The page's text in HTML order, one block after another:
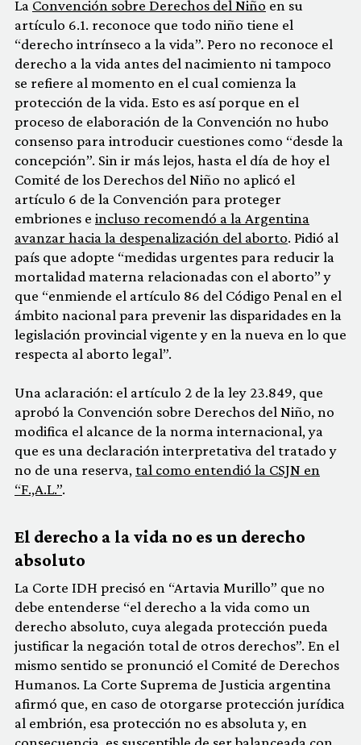
La Convención sobre Derechos del Niño en su
artículo 6.1. reconoce que todo niño tiene el
“derecho intrínseco a la vida”. Pero no reconoce el
derecho a la vida antes del nacimiento ni tampoco
se refiere al momento en el cual comienza la
protección de la vida. Esto es así porque en el
proceso de elaboración de la Convención no hubo
consenso para introducir cuestiones como “desde la
concepción”. Sin ir más lejos, hasta el día de hoy el
Comité de los Derechos del Niño no aplicó el
artículo 6 de la Convención para proteger
embriones e incluso recomendó a la Argentina
avanzar hacia la despenalización del aborto. Pidió al
país que adopte “medidas urgentes para reducir la
mortalidad materna relacionadas con el aborto” y
que “enmiende el artículo 86 del Código Penal en el
ámbito nacional para prevenir las disparidades en la
legislación provincial vigente y en la nueva en lo que
respecta al aborto legal”.
Una aclaración: el artículo 2 de la ley 23.849, que
aprobó la Convención sobre Derechos del Niño, no
modifica el alcance de la norma internacional, ya
que es una declaración interpretativa del tratado y
no de una reserva, tal como entendió la CSJN en
“F.,A.L.”.
El derecho a la vida no es un derecho
absoluto
La Corte IDH precisó en “Artavia Murillo” que no
debe entenderse “el derecho a la vida como un
derecho absoluto, cuya alegada protección pueda
justificar la negación total de otros derechos”. En el
mismo sentido se pronunció el Comité de Derechos
Humanos. La Corte Suprema de Justicia argentina
afirmó que, en caso de otorgarse protección jurídica
al embrión, esa protección no es absoluta y, en